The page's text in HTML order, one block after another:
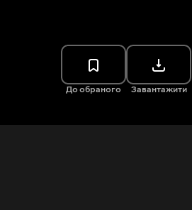
До обраного Завантажити